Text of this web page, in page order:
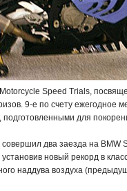
Speed Trials,
9-е по счету ежегодное
для
два заезда на BMW
новый рекорд в
наддува воздуха